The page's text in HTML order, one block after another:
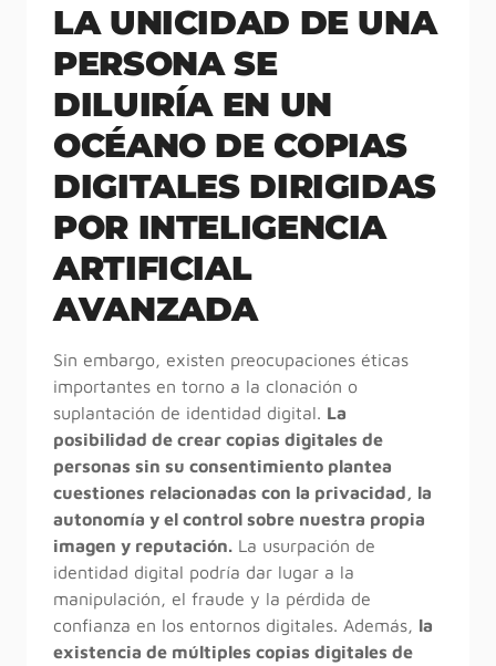
LA UNICIDAD DE UNA
PERSONA SE
DILUIRÍA EN UN
OCÉANO DE COPIAS
DIGITALES DIRIGIDAS
POR INTELIGENCIA
ARTIFICIAL
AVANZADA
Sin embargo, existen preocupaciones éticas
importantes en torno a la clonación o
suplantación de identidad digital. La
posibilidad de crear copias digitales de
personas sin su consentimiento plantea
cuestiones relacionadas con la privacidad, la
autonomía y el control sobre nuestra propia
imagen y reputación. La usurpación de
identidad digital podría dar lugar a la
manipulación, el fraude y la pérdida de
confianza en los entornos digitales. Además, la
existencia de múltiples copias digitales de